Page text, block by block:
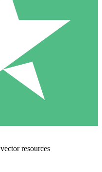
resources